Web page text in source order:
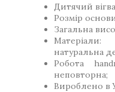
Дитячий
Розмір
Загальна
натуральна
Робота
неповторна;
Вироблено в